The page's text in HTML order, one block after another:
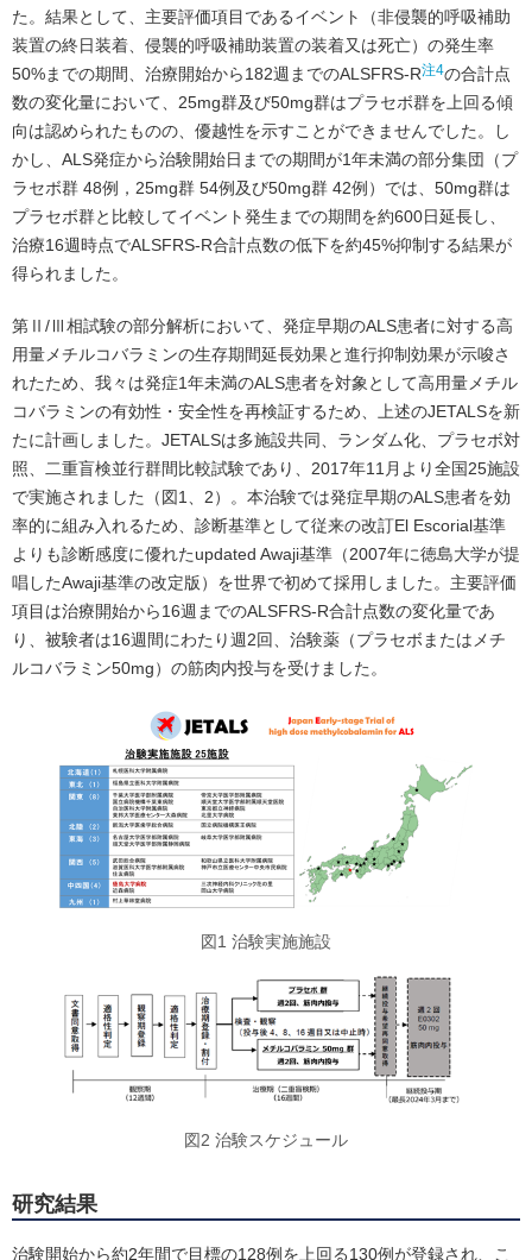
た。結果として、主要評価項目であるイベント（非侵襲的呼吸補助
装置の終日装着、侵襲的呼吸補助装置の装着又は死亡）の発生率
50%までの期間、治療開始から182週までのALSFRS-R注4の合計点
数の変化量において、25mg群及び50mg群はプラセボ群を上回る傾
向は認められたものの、優越性を示すことができませんでした。し
かし、ALS発症から治験開始日までの期間が1年未満の部分集団（プ
ラセボ群 48例，25mg群 54例及び50mg群 42例）では、50mg群は
プラセボ群と比較してイベント発生までの期間を約600日延長し、
治療16週時点でALSFRS-R合計点数の低下を約45%抑制する結果が
得られました。
第Ⅱ/Ⅲ相試験の部分解析において、発症早期のALS患者に対する高
用量メチルコバラミンの生存期間延長効果と進行抑制効果が示唆さ
れたため、我々は発症1年未満のALS患者を対象として高用量メチル
コバラミンの有効性・安全性を再検証するため、上述のJETALSを新
たに計画しました。JETALSは多施設共同、ランダム化、プラセボ対
照、二重盲検並行群間比較試験であり、2017年11月より全国25施設
で実施されました（図1、2）。本治験では発症早期のALS患者を効
率的に組み入れるため、診断基準として従来の改訂El Escorial基準
よりも診断感度に優れたupdated Awaji基準（2007年に徳島大学が提
唱したAwaji基準の改定版）を世界で初めて採用しました。主要評価
項目は治療開始から16週までのALSFRS-R合計点数の変化量であ
り、被験者は16週間にわたり週2回、治験薬（プラセボまたはメチ
ルコバラミン50mg）の筋肉内投与を受けました。
図1 治験実施施設
図2 治験スケジュール
研究結果
治験開始から約2年間で目標の128例を上回る130例が登録され、こ